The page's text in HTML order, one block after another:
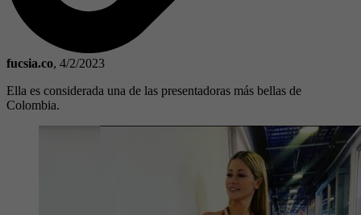
fucsia.co, 4/2/2023
Ella es considerada una de las presentadoras más bellas de
Colombia.